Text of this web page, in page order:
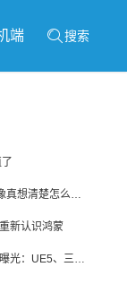
端 搜索
推出多款“神人”游戏后，腾讯好像真想清楚怎么做二次元了
新认识鸿蒙
金韬创业项目《阴阳师：云图》曝光：UE5、三端互通、ARPG